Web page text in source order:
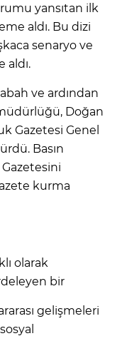
yansıtan ilk
aldı. Bu dizi
senaryo ve
aldı.
ve ardından
Doğan
Gazetesi Genel
Basın
kurma
olarak
bir
gelişmeleri